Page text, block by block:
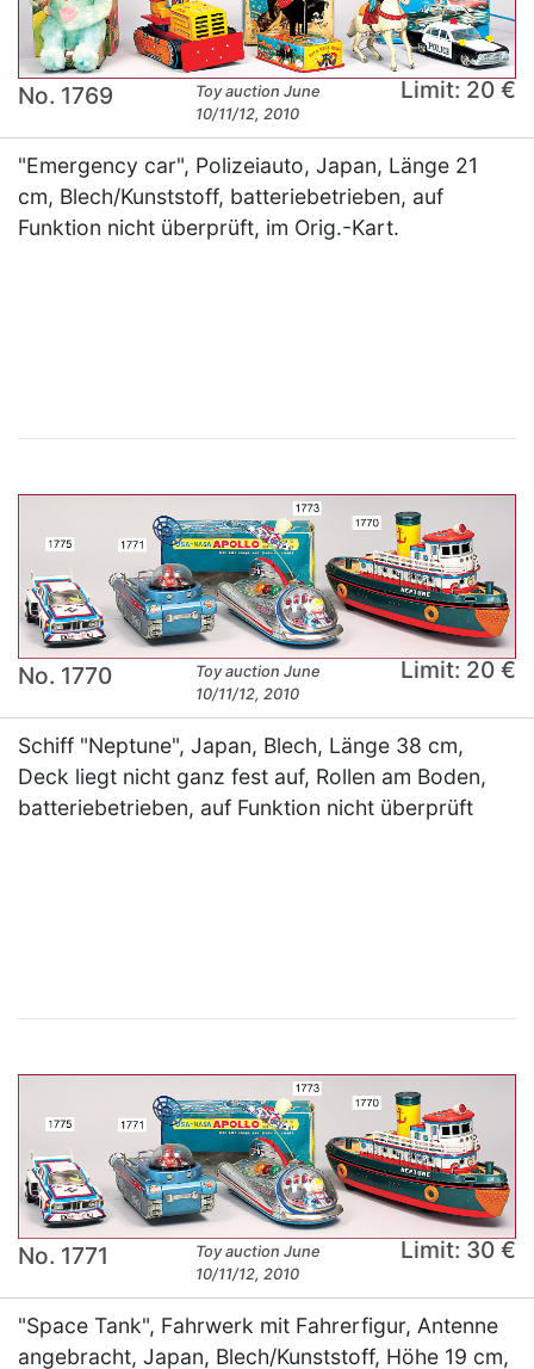
No. 1769
Toy auction June
10/11/12, 2010
Limit: 20 €
"Emergency car", Polizeiauto, Japan, Länge 21
cm, Blech/Kunststoff, batteriebetrieben, auf
Funktion nicht überprüft, im Orig.-Kart.
No. 1770
Toy auction June
10/11/12, 2010
Limit: 20 €
Schiff "Neptune", Japan, Blech, Länge 38 cm,
Deck liegt nicht ganz fest auf, Rollen am Boden,
batteriebetrieben, auf Funktion nicht überprüft
No. 1771
Toy auction June
10/11/12, 2010
Limit: 30 €
"Space Tank", Fahrwerk mit Fahrerfigur, Antenne
angebracht, Japan, Blech/Kunststoff, Höhe 19 cm,